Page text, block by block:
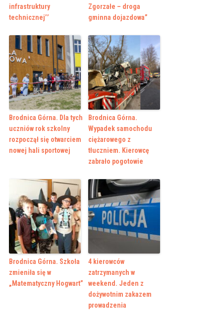
infrastruktury
technicznej’’
Zgorzałe – droga
gminna dojazdowa”
Brodnica Górna. Dla tych
uczniów rok szkolny
rozpoczął się otwarciem
nowej hali sportowej
Brodnica Górna.
Wypadek samochodu
ciężarowego z
tłuczniem. Kierowcę
zabrało pogotowie
Brodnica Górna. Szkoła
zmieniła się w
„Matematyczny Hogwart”
4 kierowców
zatrzymanych w
weekend. Jeden z
dożywotnim zakazem
prowadzenia